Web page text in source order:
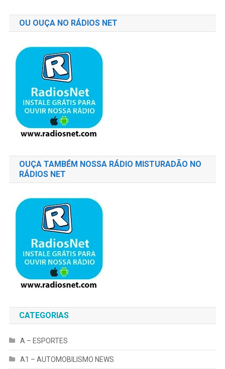
OU OUÇA NO RÁDIOS NET
OUÇA TAMBÉM NOSSA RÁDIO MISTURADÃO NO
RÁDIOS NET
CATEGORIAS
A – ESPORTES
A1 – AUTOMOBILISMO NEWS